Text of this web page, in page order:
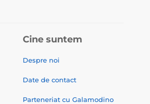
Cine suntem
Despre noi
Date de contact
Parteneriat cu Galamodino